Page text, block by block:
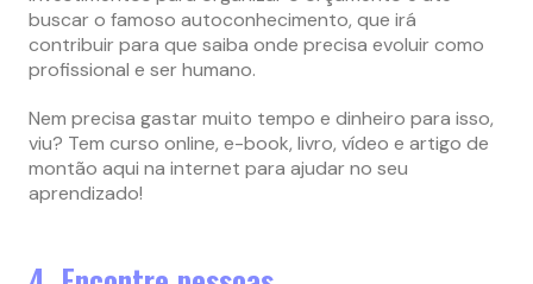
buscar o famoso autoconhecimento, que irá
contribuir para que saiba onde precisa evoluir como
profissional e ser humano.
Nem precisa gastar muito tempo e dinheiro para isso,
viu? Tem curso online, e-book, livro, vídeo e artigo de
montão aqui na internet para ajudar no seu
aprendizado!